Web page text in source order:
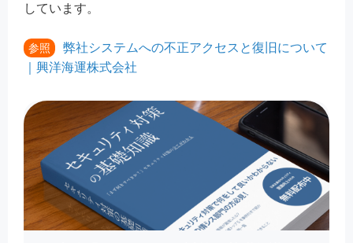
しています。
参照
弊社システムへの不正アクセスと復旧について
｜興洋海運株式会社